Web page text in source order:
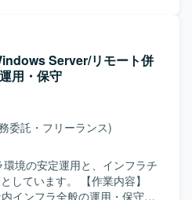
ロダクトのキャッチアップに
方を歓迎いたします。 【ポ
盤刷新プロジェクトにおい
盤の設計・構築に上流から携
を中心としたエンタープラ
・AnsibleなどのIaCツ
キルを高めていただけます。
、バッチ基盤など幅広い技術
ラアーキテクトとしてのキャ
環境】 OS：
Server WEBAP：Apache、
自社システム部門と密に連携
のアセスメント推進をご担当
ネットワーク、サーバ、クラ
ト等）の各種設定・運用状況
、SCS評価基準と自社システ
助を行っていただきます。導き
な技術的対策案（MFA強化、
ス制御見直し等）の検討サポ
ーに対する要件定義・設定変
っていただきます。自社シス
チ・伴走し、対策導入に向け
Server/リモート併
用・保守
委託・フリーランス)
環境の安定運用と、インフラチ
す。 【作業内容】
インフラ全般の運用・保守を